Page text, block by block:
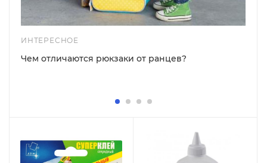
ИНТЕРЕСНОЕ
Чем отличаются рюкзаки от ранцев?